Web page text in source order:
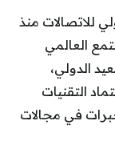
للاتصالات منذ
العالمي
الدولي،
التقنيات
في مجالات